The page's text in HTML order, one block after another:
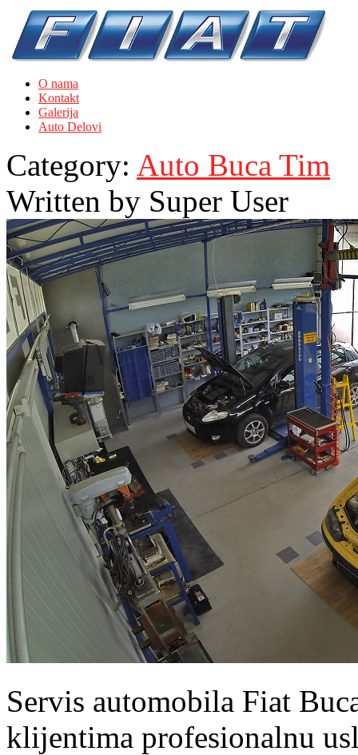
O nama
Kontakt
Galerija
Auto Delovi
Category: Auto Buca Tim
Written by Super User
Servis automobila Fiat
klijentima profesionalnu